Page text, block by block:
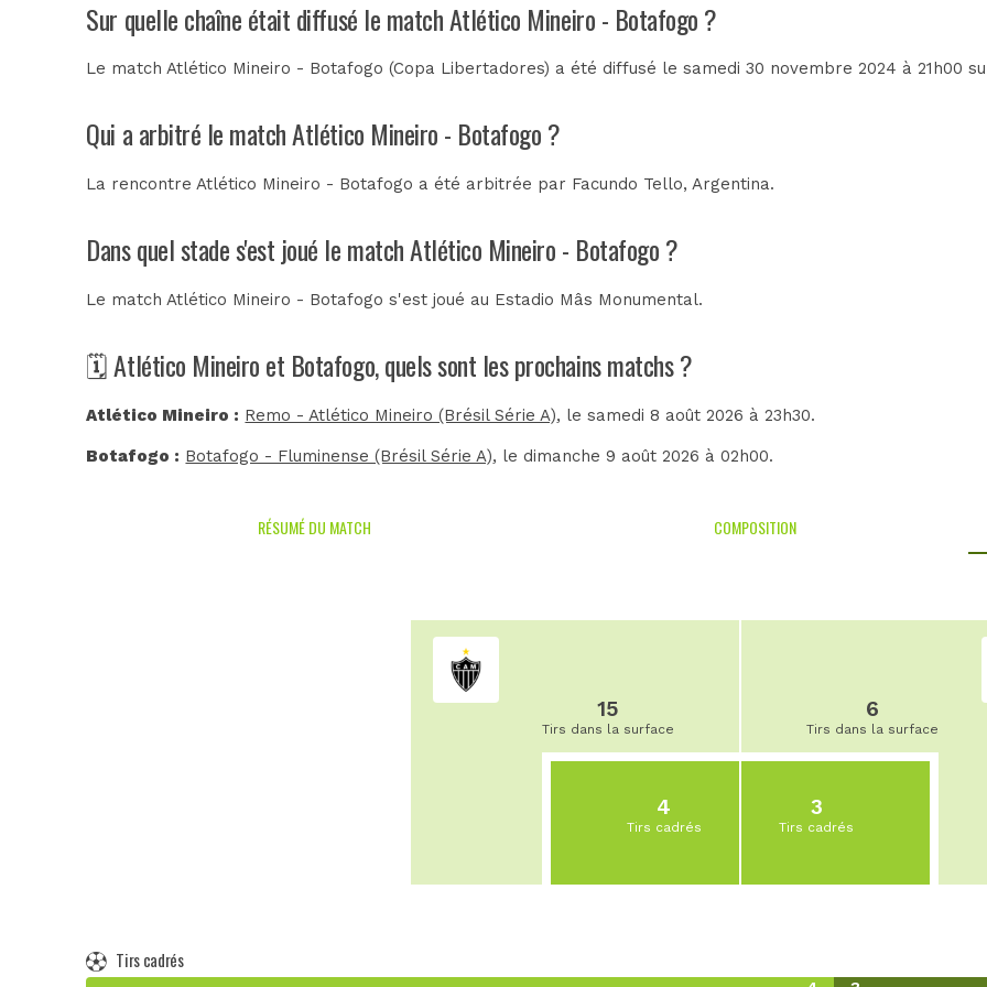
Sur quelle chaîne était diffusé le match Atlético Mineiro - Botafogo ?
Le match Atlético Mineiro - Botafogo (Copa Libertadores) a été diffusé le samedi 30 novembre 2024 à 21h00
Qui a arbitré le match Atlético Mineiro - Botafogo ?
La rencontre Atlético Mineiro - Botafogo a été arbitrée par Facundo Tello, Argentina.
Dans quel stade s'est joué le match Atlético Mineiro - Botafogo ?
Le match Atlético Mineiro - Botafogo s'est joué au Estadio Mâs Monumental.
🗓️ Atlético Mineiro et Botafogo, quels sont les prochains matchs ?
Atlético Mineiro : Remo - Atlético Mineiro (Brésil Série A), le samedi 8 août 2026 à 23h30.
Botafogo : Botafogo - Fluminense (Brésil Série A), le dimanche 9 août 2026 à 02h00.
RÉSUMÉ DU MATCH COMPOSITION
15
Tirs dans la surface
4
Tirs cadrés
6
Tirs dans la surface
3
Tirs cadrés
Tirs cadrés